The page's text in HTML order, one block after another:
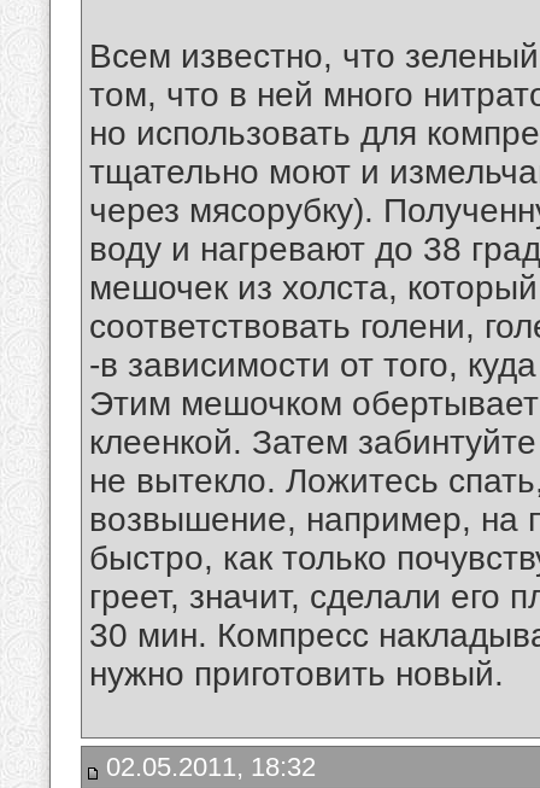
Всем известно, что
том, что в ней много
но использовать для
тщательно моют и
через мясорубку).
воду и нагревают до 38
мешочек из холста,
соответствовать голени,
-в зависимости от того,
Этим мешочком
клеенкой. Затем
не вытекло. Ложитесь
возвышение, например, на
быстро, как только
греет, значит, сделали его
30 мин. Компресс
нужно приготовить новый.
02.05.2011, 18:32